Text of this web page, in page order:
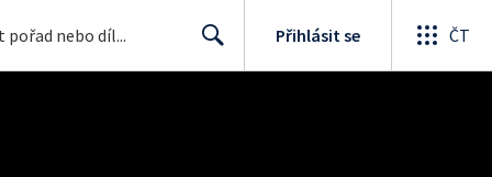
Přihlásit se ČT